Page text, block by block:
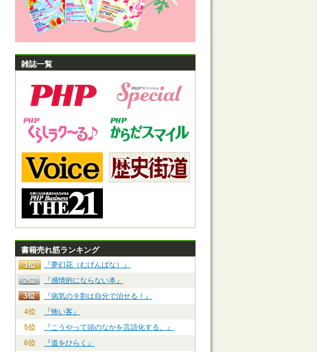
雑誌一覧
書籍売れ筋ランキング
『夢幻花（むげんばな）』
『感情的にならない本』
『病気の９割は自分で治せる！』
4位
『怖い客』
5位
『こうやって頭のなかを言語化する。』
6位
『道をひらく』